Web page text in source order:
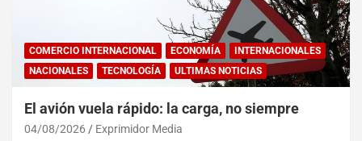
COMERCIO INTERNACIONAL ECONOMÍA
INTERNACIONALES
NACIONALES
TECNOLOGÍA ULTIMAS NOTICIAS
El avión vuela rápido: la carga, no siempre
04/08/2026 Exprimidor Media